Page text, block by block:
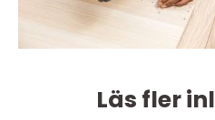
Läs fler